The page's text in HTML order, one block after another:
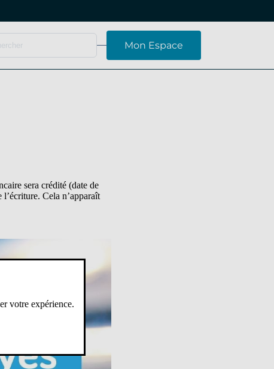
Mon Espace
sera crédité (date de
Cela n’apparaît
votre expérience.